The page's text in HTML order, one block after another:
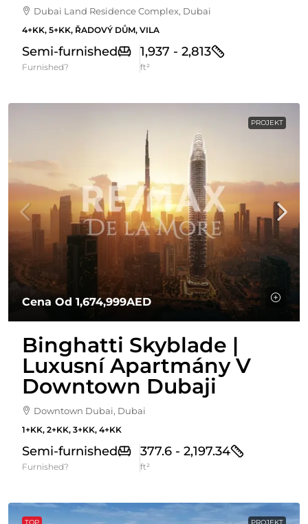
Dubai Land Residence Complex, Dubai
4+KK, 5+KK, ŘADOVÝ DŮM, VILA
Semi-furnished
Furnished?
1,937 - 2,813
ft²
PROJEKT
Cena Od 1,674,999AED
Binghatti Skyblade |
Luxusní Apartmány V
Downtown Dubaji
Downtown Dubai, Dubai
1+KK, 2+KK, 3+KK, 4+KK
Semi-furnished
Furnished?
377.6 - 2,197.34
ft²